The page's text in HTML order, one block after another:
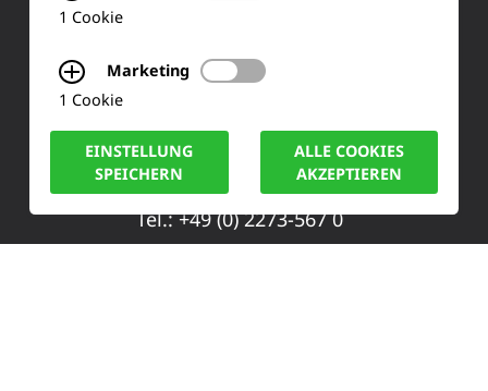
KONTAKT
50170 Kerpen
Tel.: +49 (0) 2273-567 0
1 Cookie
Marketing
1 Cookie
EINSTELLUNG
SPEICHERN
ALLE COOKIES
AKZEPTIEREN